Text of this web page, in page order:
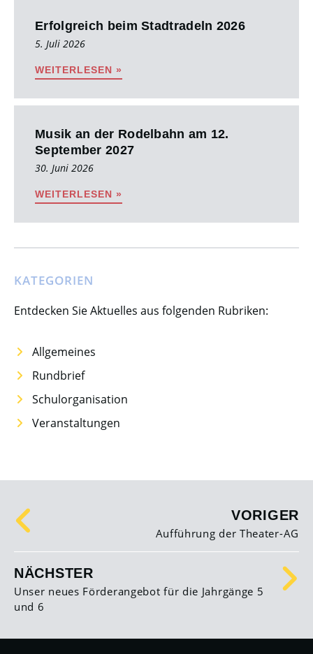
Erfolgreich beim Stadtradeln 2026
5. Juli 2026
WEITERLESEN »
Musik an der Rodelbahn am 12.
September 2027
30. Juni 2026
WEITERLESEN »
KATEGORIEN
Entdecken Sie Aktuelles aus folgenden Rubriken:
Allgemeines
Rundbrief
Schulorganisation
Veranstaltungen
VORIGER
Aufführung der Theater-AG
NÄCHSTER
Unser neues Förderangebot für die Jahrgänge 5
und 6